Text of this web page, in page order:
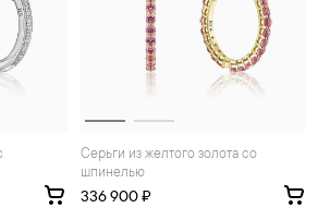
Серьги из желтого золота со
шпинелью
336 900 ₽